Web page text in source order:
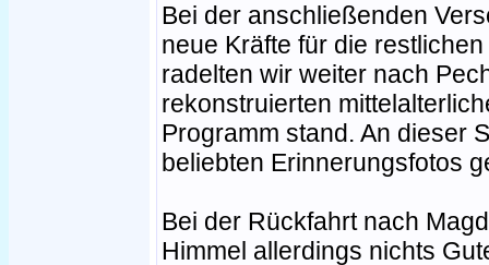
Bei der anschließenden
neue Kräfte für die
radelten wir weiter nach
rekonstruierten
Programm stand. An dieser
beliebten Erinnerungsfotos
Bei der Rückfahrt nach
Himmel allerdings nichts